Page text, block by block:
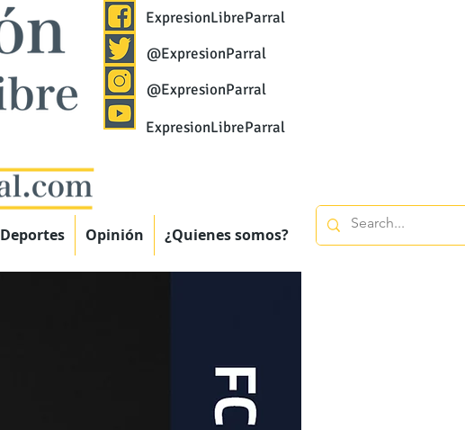
ExpresionLibreParral
@ExpresionParral
@ExpresionParral
ExpresionLibreParral
Deportes Opinión ¿Quienes somos?